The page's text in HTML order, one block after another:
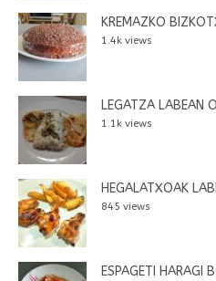
KREMAZKO
1.4k views
LEGATZA LABEAN
1.1k views
HEGALATXOAK
845 views
ESPAGETI HARAGI